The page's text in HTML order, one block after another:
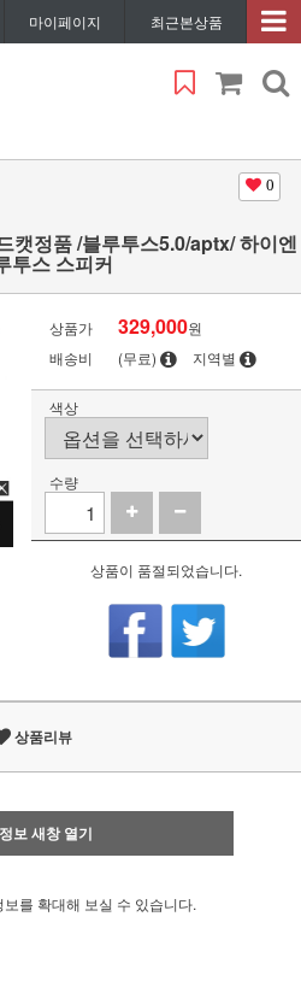
마이페이지 최근본상품
0
정품 /블루투스5.0/aptx/ 하이엔
투스 스피커
상품가 329,000원
배송비
(무료) 지역별
색상
수량
상품이 품절되었습니다.
상품리뷰
보 새창 열기
보를 확대해 보실 수 있습니다.